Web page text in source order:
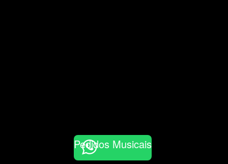
Pedidos Musicais